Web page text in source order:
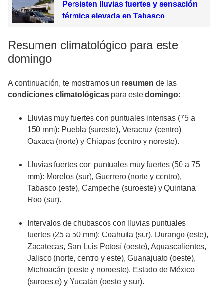
Persisten lluvias fuertes y sensación
térmica elevada en Tabasco
Resumen climatológico para este
domingo
A continuación, te mostramos un resumen de las
condiciones climatológicas para este domingo:
Lluvias muy fuertes con puntuales intensas (75 a
150 mm): Puebla (sureste), Veracruz (centro),
Oaxaca (norte) y Chiapas (centro y noreste).
Lluvias fuertes con puntuales muy fuertes (50 a 75
mm): Morelos (sur), Guerrero (norte y centro),
Tabasco (este), Campeche (suroeste) y Quintana
Roo (sur).
Intervalos de chubascos con lluvias puntuales
fuertes (25 a 50 mm): Coahuila (sur), Durango (este),
Zacatecas, San Luis Potosí (oeste), Aguascalientes,
Jalisco (norte, centro y este), Guanajuato (oeste),
Michoacán (oeste y noroeste), Estado de México
(suroeste) y Yucatán (oeste y sur).